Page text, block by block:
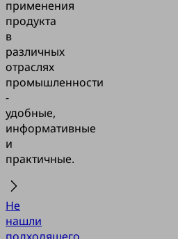
применения
продукта
в
различных
отраслях
промышленности
-
удобные,
информативные
и
практичные.
Не
нашли